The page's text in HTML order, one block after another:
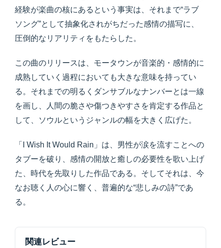
経験が楽曲の核にあるという事実は、それまで“ラブ
ソング”として抽象化されがちだった感情の描写に、
圧倒的なリアリティをもたらした。
この曲のリリースは、モータウンが音楽的・感情的に
成熟していく過程においても大きな意味を持ってい
る。それまでの明るくダンサブルなナンバーとは一線
を画し、人間の脆さや傷つきやすさを肯定する作品と
して、ソウルというジャンルの幅を大きく広げた。
「I Wish It Would Rain」は、男性が涙を流すことへの
タブーを破り、感情の開放と癒しの必要性を歌い上げ
た、時代を先取りした作品である。そしてそれは、今
なお聴く人の心に響く、普遍的な“悲しみの詩”であ
る。
関連レビュー